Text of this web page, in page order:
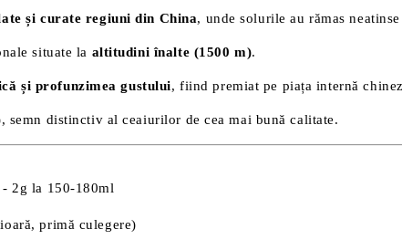
și curate regiuni din China, unde solurile au rămas
situate la altitudini înalte (1500 m).
și profunzimea gustului, fiind premiat pe piața internă
distinctiv al ceaiurilor de cea mai bună calitate.
2g la 150-180ml
primă culegere)